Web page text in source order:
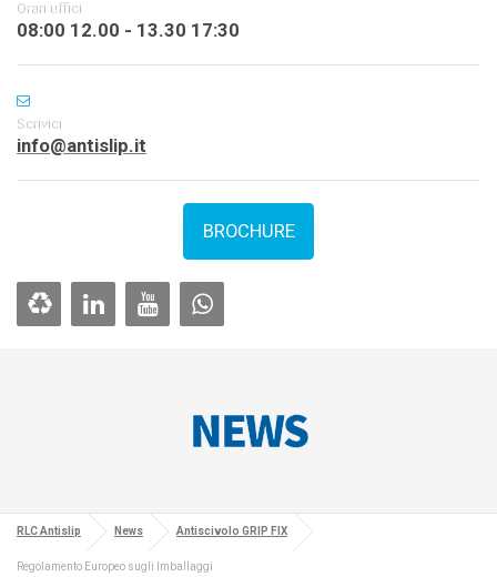
Orari uffici
08:00 12.00 - 13.30 17:30
Scrivici
info@antislip.it
BROCHURE
NEWS
RLC Antislip News Antiscivolo GRIP FIX
Regolamento Europeo sugli Imballaggi